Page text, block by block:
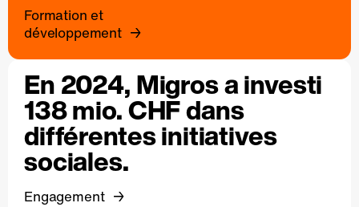
Formation et
développement
En 2024, Migros a investi
138 mio. CHF dans
différentes initiatives
sociales.
Engagement